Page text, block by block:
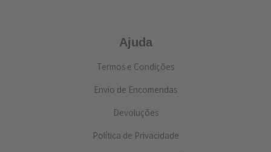
Ajuda
Termos e Condições
Envio de Encomendas
Devoluções
Política de Privacidade